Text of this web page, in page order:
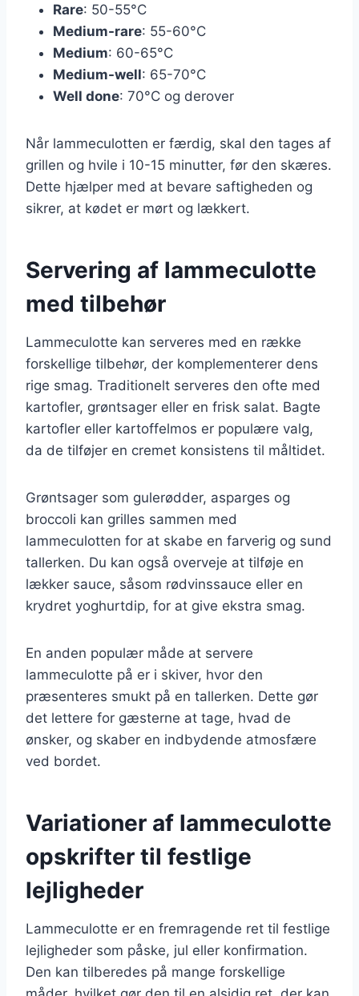
Rare: 50-55°C
Medium-rare: 55-60°C
Medium: 60-65°C
Medium-well: 65-70°C
Well done: 70°C og derover
Når lammeculotten er færdig, skal den tages af
grillen og hvile i 10-15 minutter, før den skæres.
Dette hjælper med at bevare saftigheden og
sikrer, at kødet er mørt og lækkert.
Servering af lammeculotte
med tilbehør
Lammeculotte kan serveres med en række
forskellige tilbehør, der komplementerer dens
rige smag. Traditionelt serveres den ofte med
kartofler, grøntsager eller en frisk salat. Bagte
kartofler eller kartoffelmos er populære valg,
da de tilføjer en cremet konsistens til måltidet.
Grøntsager som gulerødder, asparges og
broccoli kan grilles sammen med
lammeculotten for at skabe en farverig og sund
tallerken. Du kan også overveje at tilføje en
lækker sauce, såsom rødvinssauce eller en
krydret yoghurtdip, for at give ekstra smag.
En anden populær måde at servere
lammeculotte på er i skiver, hvor den
præsenteres smukt på en tallerken. Dette gør
det lettere for gæsterne at tage, hvad de
ønsker, og skaber en indbydende atmosfære
ved bordet.
Variationer af lammeculotte
opskrifter til festlige
lejligheder
Lammeculotte er en fremragende ret til festlige
lejligheder som påske, jul eller konfirmation.
Den kan tilberedes på mange forskellige